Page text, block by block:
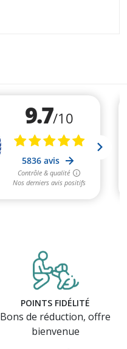
POINTS FIDÉLITÉ
Bons de réduction, offre
bienvenue